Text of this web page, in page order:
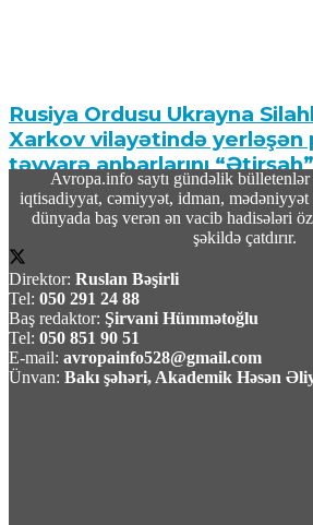
Rusiya Ordusu Ukrayna
Xarkov vilayətində yerləşən
təyyarə anbarlarını
09 Avqust 2026 / 10:29
“Reuters” demokratların
impiçmentə alternativ
Avropa.info saytı gündəlik bülletenlər
iqtisadiyyat, cəmiyyət, idman, mədəniyyət
dünyada baş verən ən vacib hadisələri
şəkildə çatdırır.
Direktor: Ruslan Bəşirli
Tel: 050 291 24 88
Baş redaktor: Şirvani Hümmətoğlu
Tel: 050 851 90 51
E-mail: avropainfo528@gmail.com
Ünvan: Bakı şəhəri, Akademik Həsən